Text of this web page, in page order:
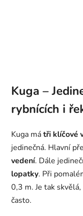
Kuga –
rybnících i
Kuga mátři klíčové
jedinečná. Hlavní
vedení. Dále
lopatky. Při
0,3 m. Je tak
často.